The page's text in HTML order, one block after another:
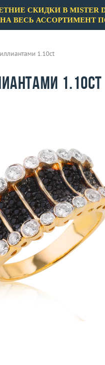
СКИДКИ В MISTER
НА ВЕСЬ АССОРТИМЕНТ
1.10ct
1.10ct